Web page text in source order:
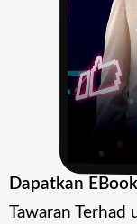
Dapatkan
Tawaran Terhad